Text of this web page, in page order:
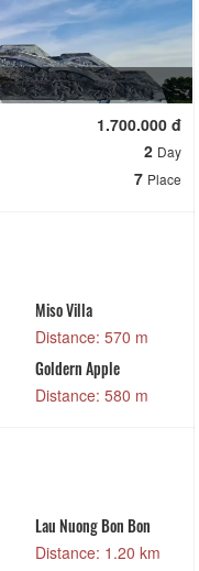
1.700.000 đ
2 Day
7 Place
570 m
Apple
580 m
Lau Nuong Bon Bon
Distance: 1.20 km